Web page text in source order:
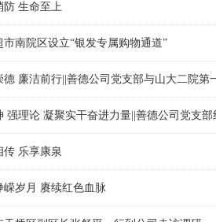
防 生命至上
市南院区设立“银发专属购物通道”
德 廉洁前行||善德公司党支部与山大二院
强理论 凝聚实干奋进力量||善德公司党支
传 乐享康泉
嵘岁月 赓续红色血脉